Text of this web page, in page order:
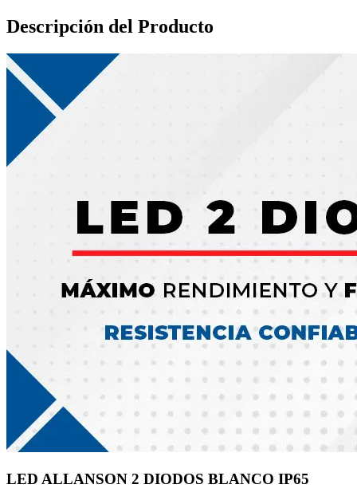
Descripción del Producto
LED ALLANSON 2 DIODOS BLANCO IP65